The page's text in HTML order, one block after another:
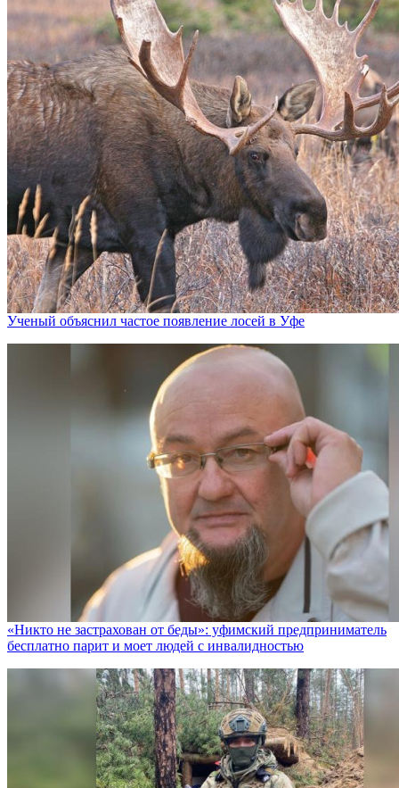
Ученый объяснил частое появление лосей в Уфе
«Никто не заcтрахован от беды»: уфимский предприниматель
бесплатно парит и моет людей с инвалидностью